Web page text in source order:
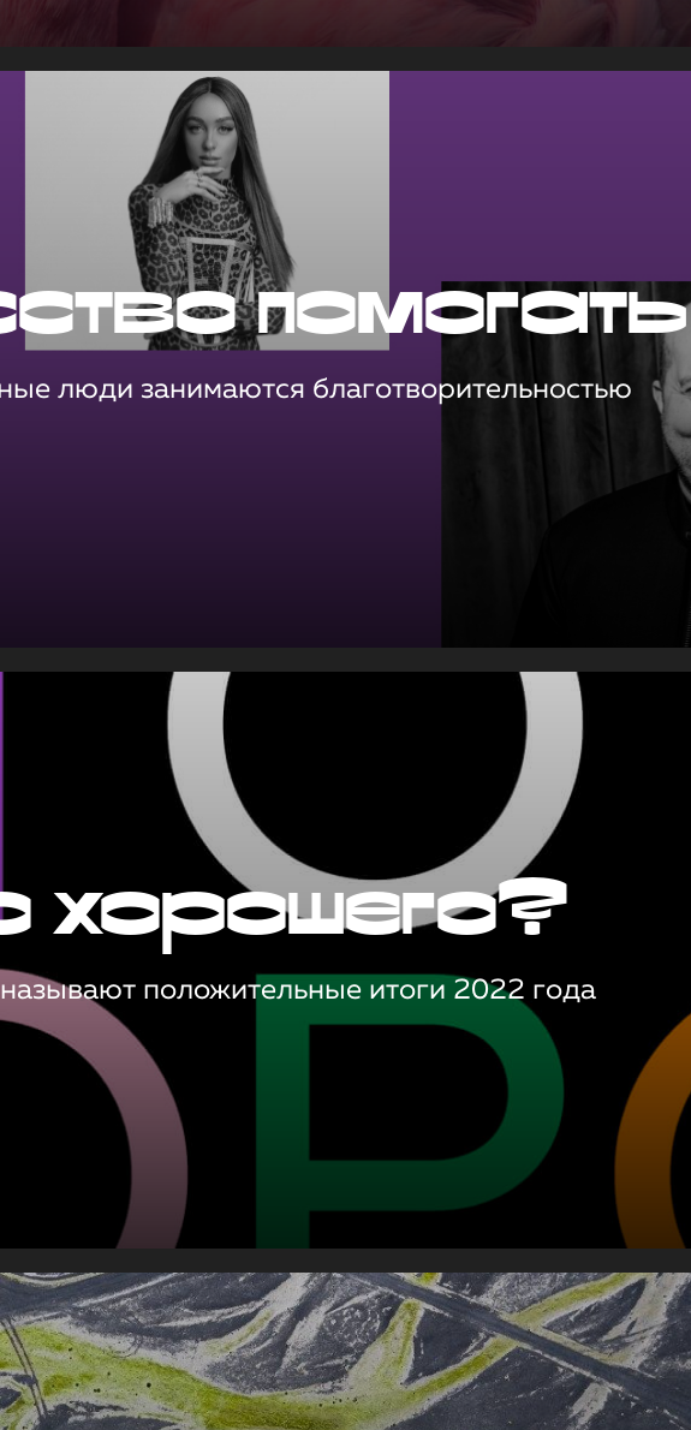
помогать
люди занимаются благотворительностью
хорошего?
положительные итоги 2022 года